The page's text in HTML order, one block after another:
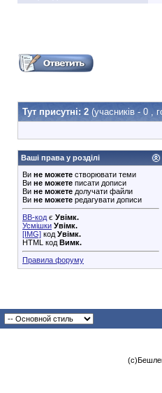
Тут присутні: 2 (учасників - 0 ,
Ваші права у розділі
Ви не можете створювати теми
Ви не можете писати дописи
Ви не можете долучати файли
Ви не можете редагувати дописи
BB-код є Увімк.
Усмішки Увімк.
[IMG] код Увімк.
HTML код Вимк.
Правила форуму